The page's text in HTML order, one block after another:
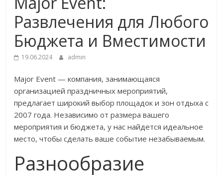
Развлечения для Любого
Бюджета и Вместимости
19.06.2024 admin
Major Event — компания, занимающаяся
организацией праздничных мероприятий,
предлагает широкий выбор площадок и зон отдыха с
2007 года. Независимо от размера вашего
мероприятия и бюджета, у нас найдется идеальное
место, чтобы сделать ваше событие незабываемым.
Разнообразие